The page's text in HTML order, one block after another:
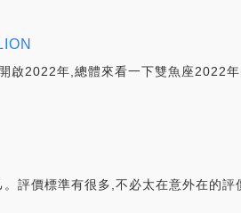
2022年,總體來看一下雙魚座2022
評價標準有很多,不必太在意外在的評